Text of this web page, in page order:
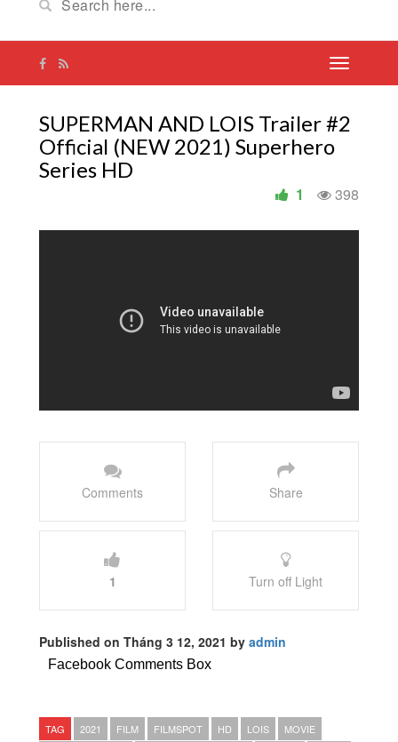
SUPERMAN AND LOIS Trailer #2
Official (NEW 2021) Superhero
Series HD
398
1
Comments Share
1 Turn off Light
Published on Tháng 3 12, 2021 by admin
Facebook Comments Box
TAG 2021 FILM FILMSPOT HD LOIS
MOVIE